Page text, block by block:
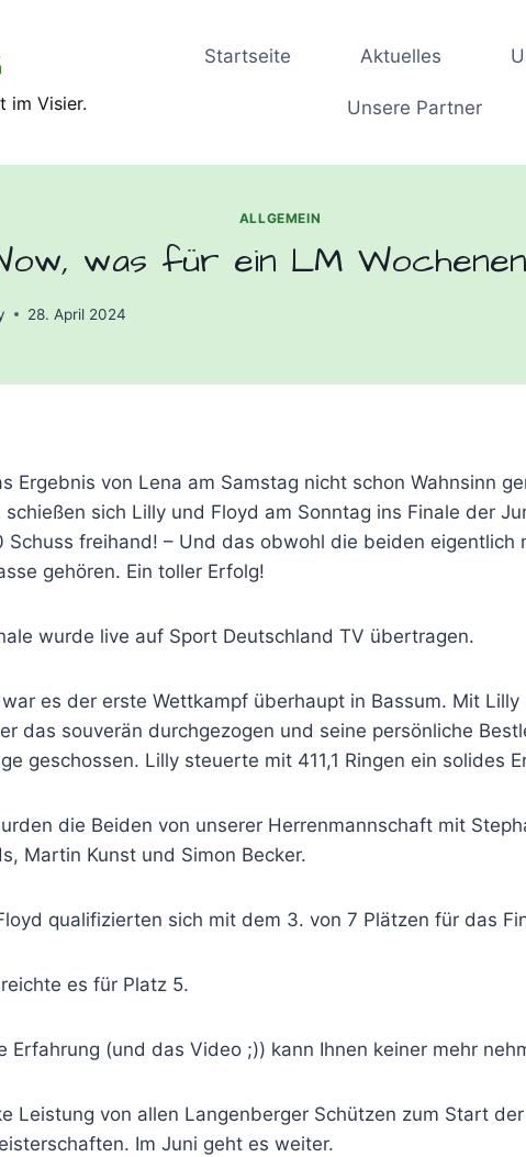
im Visier.
Startseite Aktuelles
Unsere Partner
ALLGEMEIN
was für ein LM
28. April 2024
Ergebnis von Lena am Samstag nicht schon Wahnsinn
schießen sich Lilly und Floyd am Sonntag ins Finale der
Schuss freihand! – Und das obwohl die beiden eigentlich
gehören. Ein toller Erfolg!
wurde live auf Sport Deutschland TV übertragen.
war es der erste Wettkampf überhaupt in Bassum. Mit Lilly
das souverän durchgezogen und seine persönliche
geschossen. Lilly steuerte mit 411,1 Ringen ein solides
die Beiden von unserer Herrenmannschaft mit
Martin Kunst und Simon Becker.
qualifizierten sich mit dem 3. von 7 Plätzen für das
es für Platz 5.
Erfahrung (und das Video ;)) kann Ihnen keiner mehr
Leistung von allen Langenberger Schützen zum Start der
Im Juni geht es weiter.